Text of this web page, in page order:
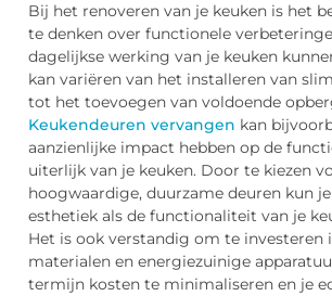
Bij het renoveren van je keuken is het
te denken over functionele
dagelijkse werking van je keuken
kan variëren van het installeren van
tot het toevoegen van voldoende
Keukendeuren vervangen kan
aanzienlijke impact hebben op de
uiterlijk van je keuken. Door te kiezen
hoogwaardige, duurzame deuren kun
esthetiek als de functionaliteit van je
Het is ook verstandig om te investeren
materialen en energiezuinige
termijn kosten te minimaliseren en je